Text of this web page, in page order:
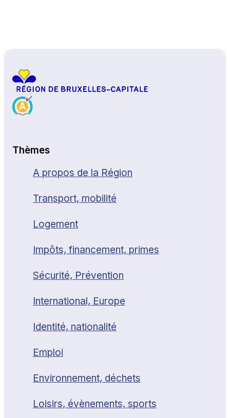
Thèmes
A propos de la Région
Transport, mobilité
Logement
Impôts, financement, primes
Sécurité, Prévention
International, Europe
Identité, nationalité
Emploi
Environnement, déchets
Loisirs, évènements, sports